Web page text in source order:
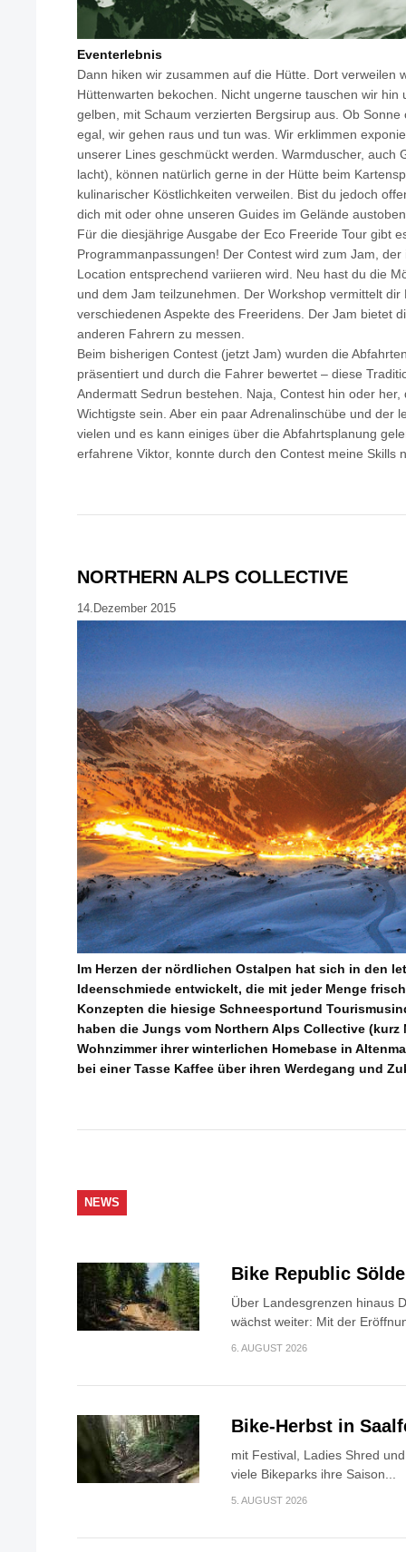
Eventerlebnis
Dann hiken wir zusammen auf die Hütte. Dort verweilen
Hüttenwarten bekochen. Nicht ungerne tauschen wir hin
gelben, mit Schaum verzierten Bergsirup aus. Ob
egal, wir gehen raus und tun was. Wir erklimmen
unserer Lines geschmückt werden. Warmduscher, auch
lacht), können natürlich gerne in der Hütte beim
kulinarischer Köstlichkeiten verweilen. Bist du jedoch
dich mit oder ohne unseren Guides im Gelände
Für die diesjährige Ausgabe der Eco Freeride Tour gibt
Programmanpassungen! Der Contest wird zum Jam,
Location entsprechend variieren wird. Neu hast du die
und dem Jam teilzunehmen. Der Workshop vermittelt dir
verschiedenen Aspekte des Freeridens. Der Jam bietet
anderen Fahrern zu messen.
Beim bisherigen Contest (jetzt Jam) wurden die
präsentiert und durch die Fahrer bewertet – diese
Andermatt Sedrun bestehen. Naja, Contest hin oder her,
Wichtigste sein. Aber ein paar Adrenalinschübe und der
vielen und es kann einiges über die Abfahrtsplanung
erfahrene Viktor, konnte durch den Contest meine Skills
NORTHERN ALPS COLLECTIVE
14.Dezember 2015
Im Herzen der nördlichen Ostalpen hat sich in den
Ideenschmiede entwickelt, die mit jeder Menge
Konzepten die hiesige Schneesportund
haben die Jungs vom Northern Alps Collective (kurz
Wohnzimmer ihrer winterlichen Homebase in
bei einer Tasse Kaffee über ihren Werdegang und
NEWS
Bike Republic
Über Landesgrenzen hinaus
wächst weiter: Mit der
6. AUGUST 2026
Bike-Herbst in
mit Festival, Ladies Shred
viele Bikeparks ihre Saison...
5. AUGUST 2026